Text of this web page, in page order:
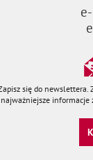
się do newslettera.
najważniejsze informacje